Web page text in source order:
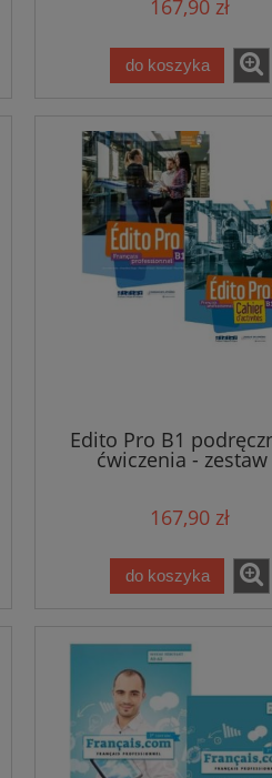
Włoski Gramatyka z
39,81 zł
Cena regularna:41,90 zł
Mon Alter ego 3 podręcznik
audio/video online
167,90 zł
do koszyka
Edito Pro B1
ćwiczenia - zestaw
167,90 zł
do koszyka